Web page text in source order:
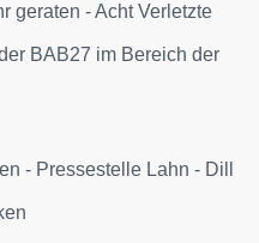
geraten - Acht Verletzte
BAB27 im Bereich der
- Pressestelle Lahn - Dill